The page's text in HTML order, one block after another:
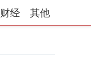
财经 其他